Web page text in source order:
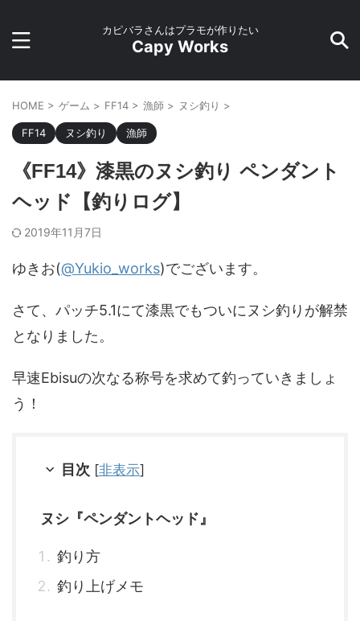
カピバラさんはプラモが作りたい
Capy Works
HOME > ゲーム > FF14 > 漁師 > ヌシ釣り >
FF14 ヌシ釣り 漁師
《FF14》漆黒のヌシ釣り ペンダント
ヘッド【釣りログ】
2019年11月7日
ゆきお(@Yukio_works)でございます。
さて、パッチ5.1にて漆黒でもついにヌシ釣りが解禁
となりました。
早速Ebisuの次なる称号を求めて釣っていきましょ
う！
目次 [非表示]
ヌシ『ペンダントヘッド』
釣り方
釣り上げメモ